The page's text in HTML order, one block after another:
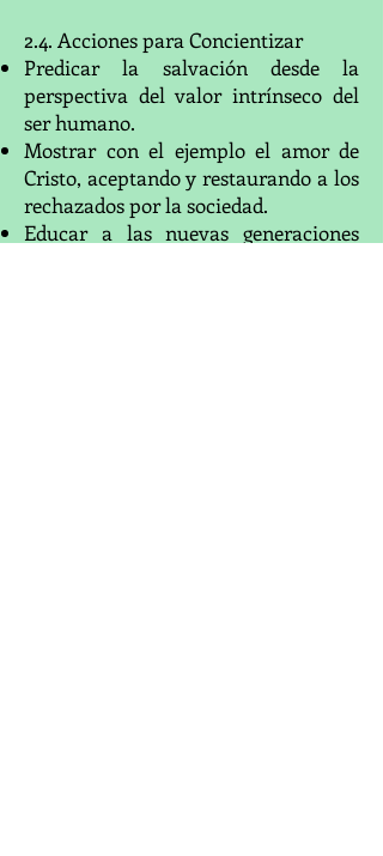
2.4. Acciones para Concientizar
Predicar la salvación desde la
perspectiva del valor intrínseco del
ser humano.
Mostrar con el ejemplo el amor de
Cristo, aceptando y restaurando a los
rechazados por la sociedad.
Educar a las nuevas generaciones